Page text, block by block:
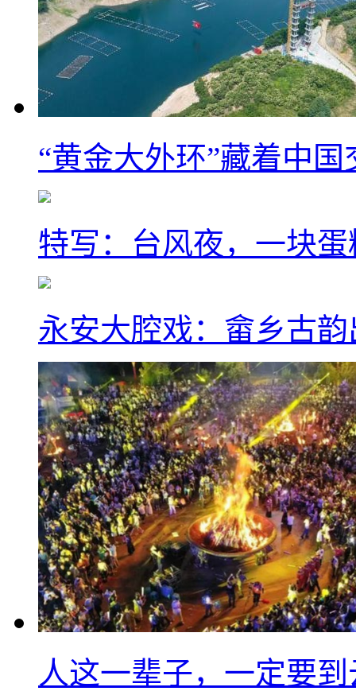
“黄金大外环”藏着中
特写：台风夜，一块
永安大腔戏：畲乡古
人这一辈子，一定要